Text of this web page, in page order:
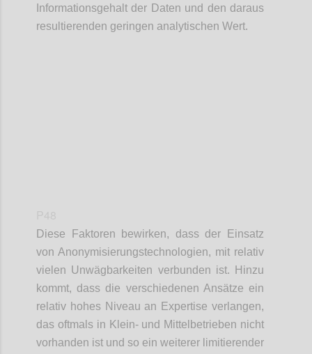
Informationsgehalt der Daten und den daraus
resultierenden geringen analytischen Wert.
Diese Faktoren bewirken, dass der Einsatz
von Anonymisierungstechnologien, mit relativ
vielen Unwägbarkeiten verbunden ist. Hinzu
kommt, dass die verschiedenen Ansätze ein
relativ hohes Niveau an Expertise verlangen,
das oftmals in Klein- und Mittelbetrieben nicht
vorhanden ist und so ein weiterer limitierender